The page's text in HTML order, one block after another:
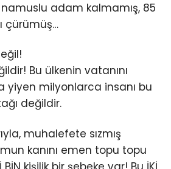
namuslu adam kalmamış, 85
çürümüş…
Bu ülkenin vatanını
yiyen milyonlarca insanı bu
değildir.
muhalefete sızmış
kanını emen topu topu